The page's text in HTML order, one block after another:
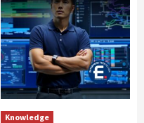
Knowledge